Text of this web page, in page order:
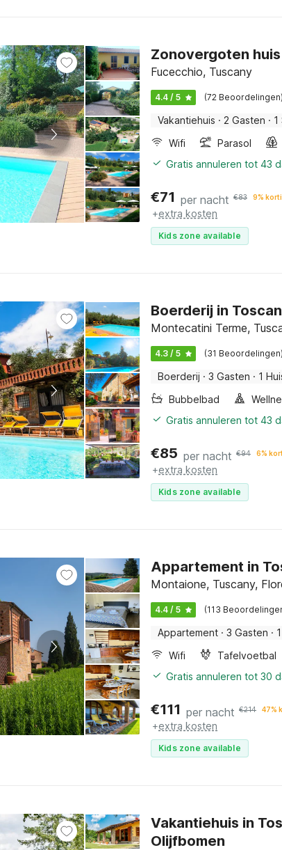
Zonovergoten
Fucecchio, Tuscany
4.4 / 5 (72 Beoordelingen)
Vakantiehuis · 2 Gasten · 1
Wifi
Parasol
Gratis annuleren tot 43
€71 per nacht €83 9%
+extra kosten
Kids zone available
Boerderij in
Montecatini Terme,
4.3 / 5 (31 Beoordelingen)
Boerderij · 3 Gasten · 1
Bubbelbad
Gratis annuleren tot 43
€85 per nacht €94 6%
+extra kosten
Kids zone available
Appartement in
Montaione, Tuscany,
4.4 / 5 (113
Appartement · 3 Gasten ·
Wifi
Tafelvoetbal
Gratis annuleren tot 30
€111 per nacht €214 47%
+extra kosten
Kids zone available
Vakantiehuis in
Olijfbomen